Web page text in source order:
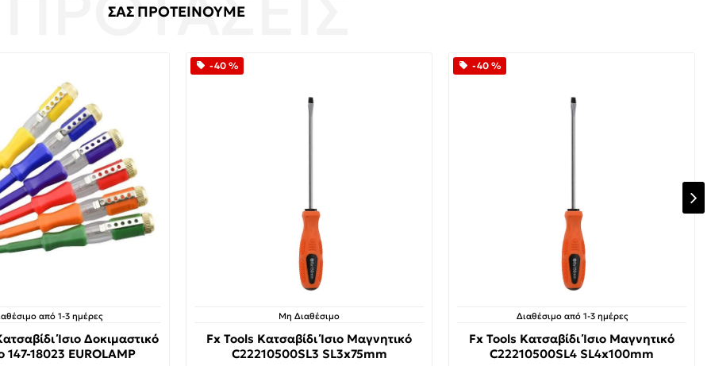
ΣΑΣ ΠΡΟΤΕΙΝΟΥΜΕ
από 1-3 ημέρες
Ίσιο Δοκιμαστικό
18023 EUROLAMP
-40 %
Μη Διαθέσιμο
Fx Tools Κατσαβίδι Ίσιο Μαγνητικό
C22210500SL3 SL3x75mm
-40 %
Διαθέσιμο από 1-3 ημέρες
Fx Tools Κατσαβίδι Ίσιο Μαγνητικό
C22210500SL4 SL4x100mm